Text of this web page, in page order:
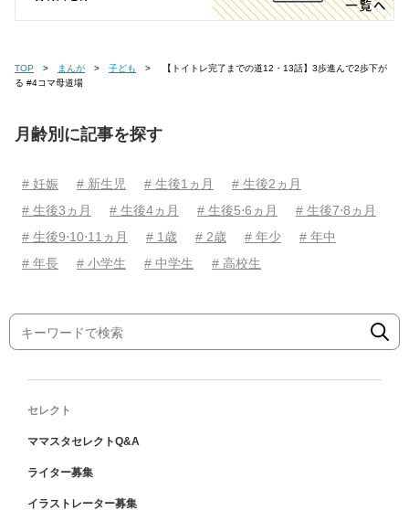
TOP まんが 子ども
る #4コマ母道場
月齢別に記事を探す
# 妊娠 # 新生児 # 生後1ヵ月
# 生後2ヵ月
# 生後3ヵ月
# 生後4ヵ月 # 生後5⋅6ヵ月
# 生後7⋅8ヵ月
# 生後9⋅10⋅11ヵ月
# 1歳 # 2歳 # 年少
# 年中
# 年長
# 小学生 # 中学生 # 高校生
セレクト
ママスタセレクトQ&A
ライター募集
イラストレーター募集